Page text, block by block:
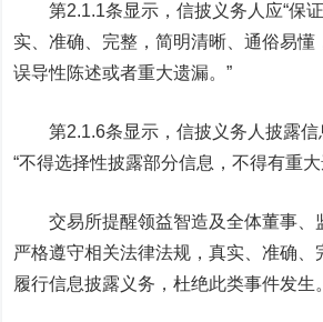
第2.1.1条显示，信披义务人应“保
实、准确、完整，简明清晰、通俗易懂
误导性陈述或者重大遗漏。”
第2.1.6条显示，信披义务人披露信
“不得选择性披露部分信息，不得有重大
交易所提醒领益智造及全体董事、
严格遵守相关法律法规，真实、准确、
履行信息披露义务，杜绝此类事件发生。